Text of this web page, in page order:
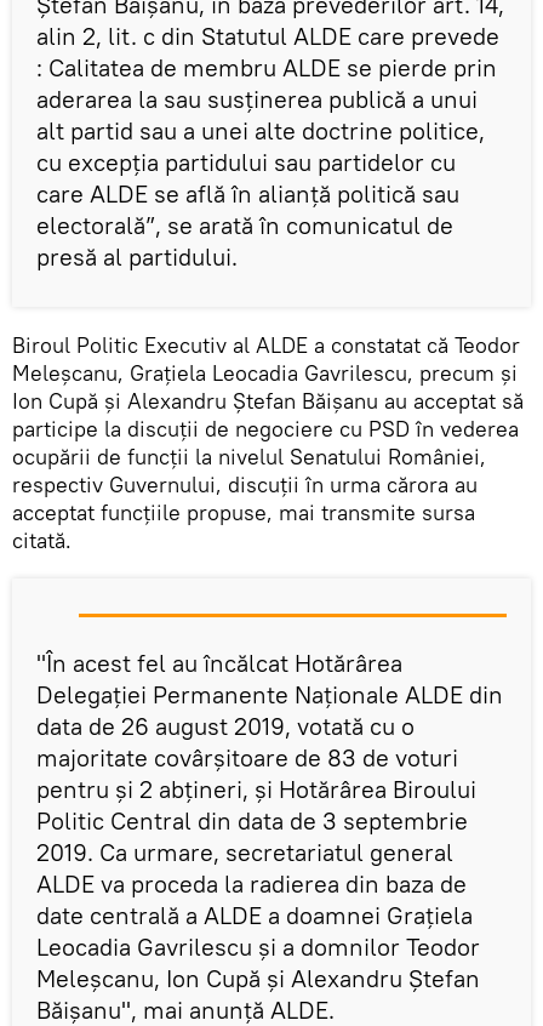
alin 2, lit. c din Statutul ALDE care prevede
: Calitatea de membru ALDE se pierde prin
aderarea la sau susţinerea publică a unui
alt partid sau a unei alte doctrine politice,
cu excepţia partidului sau partidelor cu
care ALDE se află în alianţă politică sau
electorală”, se arată în comunicatul de
presă al partidului.
Biroul Politic Executiv al ALDE a constatat că Teodor
Meleşcanu, Graţiela Leocadia Gavrilescu, precum şi
Ion Cupă şi Alexandru Ştefan Băişanu au acceptat să
participe la discuţii de negociere cu PSD în vederea
ocupării de funcţii la nivelul Senatului României,
respectiv Guvernului, discuţii în urma cărora au
acceptat funcţiile propuse, mai transmite sursa
citată.
"În acest fel au încălcat Hotărârea
Delegaţiei Permanente Naţionale ALDE din
data de 26 august 2019, votată cu o
majoritate covârşitoare de 83 de voturi
pentru şi 2 abţineri, şi Hotărârea Biroului
Politic Central din data de 3 septembrie
2019. Ca urmare, secretariatul general
ALDE va proceda la radierea din baza de
date centrală a ALDE a doamnei Graţiela
Leocadia Gavrilescu şi a domnilor Teodor
Meleşcanu, Ion Cupă şi Alexandru Ştefan
Băişanu", mai anunţă ALDE.